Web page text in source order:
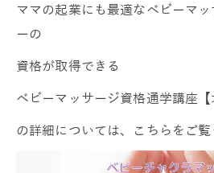
ママの起業にも最適なベビーマ
ーの
資格が取得できる
ベビーマッサージ資格通学講座【
の詳細については、こちらをご覧